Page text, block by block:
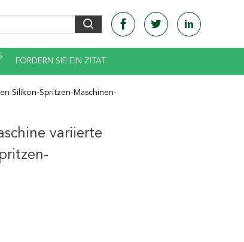
FORDERN SIE EIN ZITAT
Silikon-Spritzen-Maschinen-
variierte